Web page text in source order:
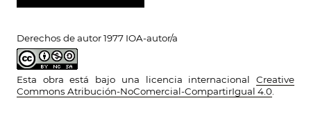
Derechos de autor 1977 IOA-autor/a
Esta obra está bajo una licencia internacional Creative
Commons Atribución-NoComercial-CompartirIgual 4.0